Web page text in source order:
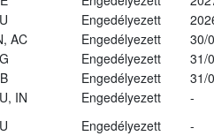
Engedélyezett
AC Engedélyezett
30/
Engedélyezett
31/
Engedélyezett
31/
IN Engedélyezett
-
Engedélyezett
-